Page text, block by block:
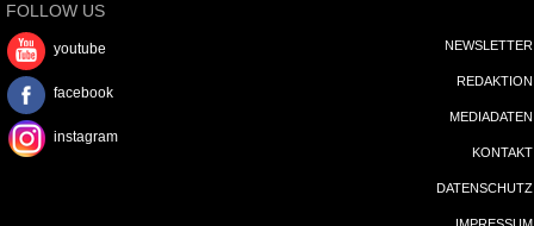
FOLLOW US
youtube
facebook
instagram
NEWSLETTER
REDAKTION
MEDIADATEN
KONTAKT
DATENSCHUTZ